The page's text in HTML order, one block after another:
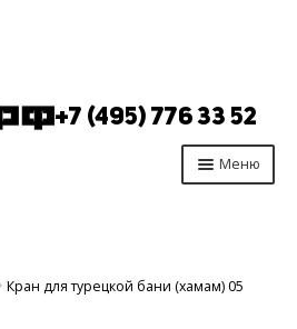
+7 (495) 776 33 52
Меню
Кран для турецкой бани (хамам) 05